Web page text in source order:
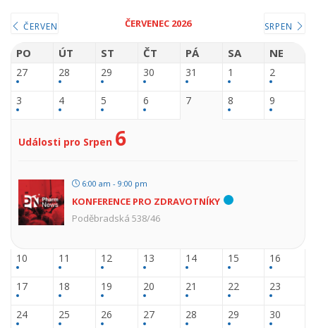
ČERVEN ČERVENEC 2026 SRPEN
PO ÚT ST ČT PÁ SA NE
27 28 29 30 31 1 2
3 4 5 6 7 8 9
Události pro Srpen 6
6:00 am - 9:00 pm
KONFERENCE PRO ZDRAVOTNÍKY
Poděbradská 538/46
10 11 12 13 14 15 16
17 18 19 20 21 22 23
24 25 26 27 28 29 30